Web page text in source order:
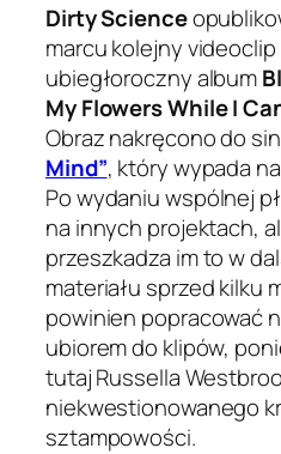
Dirty Science
marcu kolejny
ubiegłoroczny album
My Flowers While I
Obraz nakręcono do
Mind”, który wypada
Po wydaniu wspólnej
na innych projektach,
przeszkadza im to w
materiału sprzed kilku
powinien popracować
ubiorem do klipów,
tutaj Russella
niekwestionowanego
sztampowości.